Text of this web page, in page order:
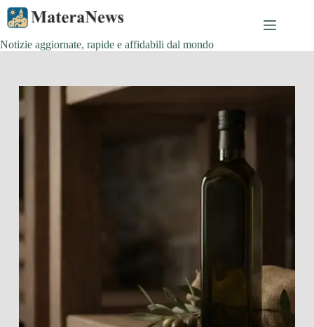
Salta
contenuto
Notizie aggiornate, rapide e affidabili dal mondo